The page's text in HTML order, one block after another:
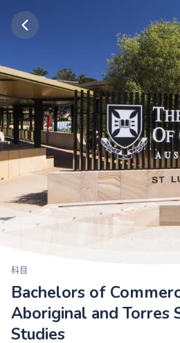
科目
Bachelors of
Aboriginal and Torres
Studies